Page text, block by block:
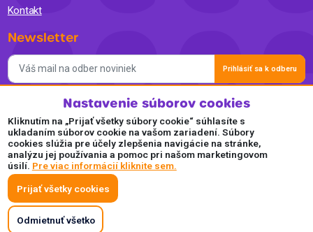
Kontakt
Newsletter
Prihlásiť sa k odberu
Súhlasím so spracovaním osobných údajov a so zasielaním
newslettra na marketingové účely a oboznámil som sa so
Zásadami ochrany osobných údajov.
Akceptujeme
Plaťte pohodlne a bezpečne online.
Nastavenie súborov cookies
Kliknutím na „Prijať všetky súbory cookie“ súhlasíte s
ukladaním súborov cookie na vašom zariadení. Súbory
cookies slúžia pre účely zlepšenia navigácie na stránke,
analýzu jej používania a pomoc pri našom marketingovom
úsilí. Pre viac informácií kliknite sem.
Prijať všetky cookies
Odmietnuť všetko